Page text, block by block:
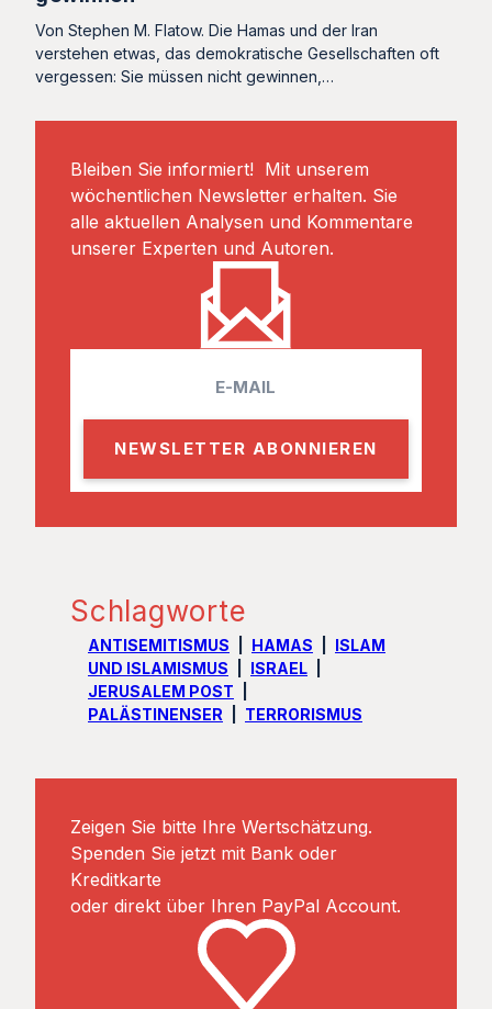
Von Stephen M. Flatow. Die Hamas und der Iran
verstehen etwas, das demokratische Gesellschaften oft
vergessen: Sie müssen nicht gewinnen,…
Bleiben Sie informiert! Mit unserem
wöchentlichen Newsletter erhalten. Sie
alle aktuellen Analysen und Kommentare
unserer Experten und Autoren.
a
l
Schlagworte
ANTISEMITISMUS HAMAS
ISLAM
UND ISLAMISMUS
ISRAEL
JERUSALEM POST
PALÄSTINENSER
TERRORISMUS
Zeigen Sie bitte Ihre Wertschätzung.
Spenden Sie jetzt mit Bank oder
Kreditkarte
oder direkt über Ihren PayPal Account.